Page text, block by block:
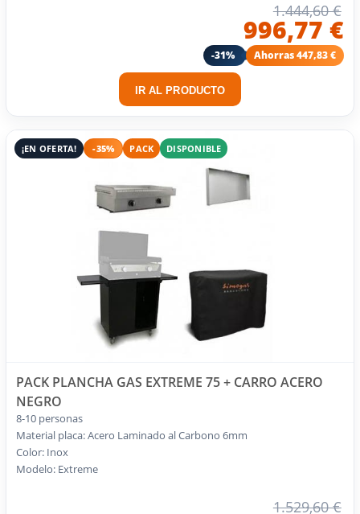
1.444,60 €
996,77 €
-31% Ahorras 447,83 €
IR AL PRODUCTO
¡EN OFERTA! -35% PACK DISPONIBLE
PACK PLANCHA GAS EXTREME 75 + CARRO ACERO
NEGRO
8-10 personas
Material placa: Acero Laminado al Carbono 6mm
Color: Inox
Modelo: Extreme
1.529,60 €